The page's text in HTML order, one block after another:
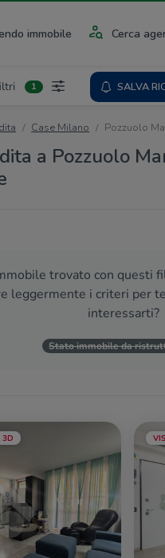
immobile Cerca
1 SALVA
Case Milano Pozzuolo
a Pozzuolo
trovato con questi
leggermente i criteri per
interessarti?
Stato immobile da
3D